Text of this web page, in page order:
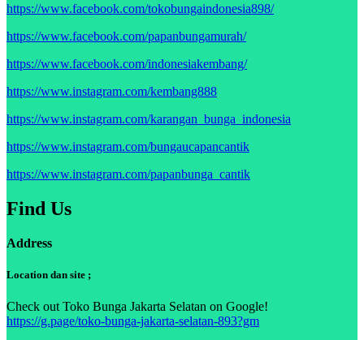
https://www.facebook.com/tokobungaindonesia898/
https://www.facebook.com/papanbungamurah/
https://www.facebook.com/indonesiakembang/
https://www.instagram.com/kembang888
https://www.instagram.com/karangan_bunga_indonesia
https://www.instagram.com/bungaucapancantik
https://www.instagram.com/papanbunga_cantik
Find Us
Address
Location dan site ;
Check out Toko Bunga Jakarta Selatan on Google!
https://g.page/toko-bunga-jakarta-selatan-893?gm